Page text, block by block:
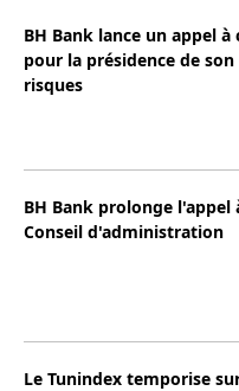
BH Bank lance un appel
pour la présidence de
risques
BH Bank prolonge l'appel
Conseil d'administration
Le Tunindex temporise